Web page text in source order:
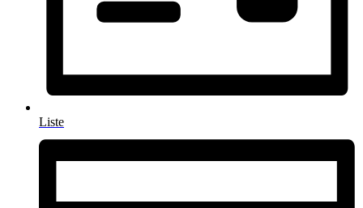
Liste